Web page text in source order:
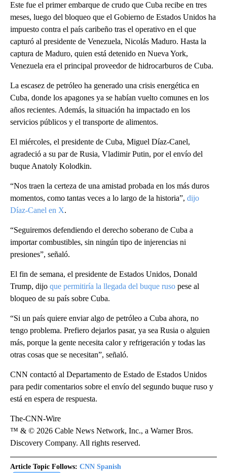
Este fue el primer embarque de crudo que Cuba recibe en tres
meses, luego del bloqueo que el Gobierno de Estados Unidos ha
impuesto contra el país caribeño tras el operativo en el que
capturó al presidente de Venezuela, Nicolás Maduro. Hasta la
captura de Maduro, quien está detenido en Nueva York,
Venezuela era el principal proveedor de hidrocarburos de Cuba.
La escasez de petróleo ha generado una crisis energética en
Cuba, donde los apagones ya se habían vuelto comunes en los
años recientes. Además, la situación ha impactado en los
servicios públicos y el transporte de alimentos.
El miércoles, el presidente de Cuba, Miguel Díaz-Canel,
agradeció a su par de Rusia, Vladimir Putin, por el envío del
buque Anatoly Kolodkin.
“Nos traen la certeza de una amistad probada en los más duros
momentos, como tantas veces a lo largo de la historia”, dijo
Díaz-Canel en X.
“Seguiremos defendiendo el derecho soberano de Cuba a
importar combustibles, sin ningún tipo de injerencias ni
presiones”, señaló.
El fin de semana, el presidente de Estados Unidos, Donald
Trump, dijo que permitiría la llegada del buque ruso pese al
bloqueo de su país sobre Cuba.
“Si un país quiere enviar algo de petróleo a Cuba ahora, no
tengo problema. Prefiero dejarlos pasar, ya sea Rusia o alguien
más, porque la gente necesita calor y refrigeración y todas las
otras cosas que se necesitan”, señaló.
CNN contactó al Departamento de Estado de Estados Unidos
para pedir comentarios sobre el envío del segundo buque ruso y
está en espera de respuesta.
The-CNN-Wire
™ & © 2026 Cable News Network, Inc., a Warner Bros.
Discovery Company. All rights reserved.
Article Topic Follows: CNN Spanish